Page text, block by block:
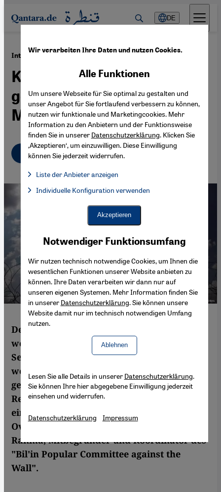
Direkt zum Inhalt springen
DE
Interview mit Abdallah Abu Rahma ·17.11.2014
Kreativer Widerstand
gegen Stacheldraht und
Mauern
Deutsch English عربي
Der Begriff "Palästinensischer Widerstand"
weckt Assoziationen mit
Selbstmordanschlägen und Steine
werfenden Jugendlichen. Dabei ist der
gewaltlose Widerstand in Palästina längst
Realität. Das Dorf Bil’in hat dabei immer
eine Vorreiterrolle gespielt. Laura
Overmeyer sprach mit Abdallah Abu
Rahma, Mitbegründer und Koordinator des
"Bil'in Popular Committee against the
Wall".
Wir verarbeiten Ihre Daten und nutzen Cookies.
Notwendiger Funktionsumfang
Wir nutzen technisch notwendige Cookies, um Ihnen die
wesentlichen Funktionen unserer Website anbieten zu
können. Ihre Daten verarbeiten wir dann nur auf
unseren eigenen Systemen. Mehr Information finden Sie
in unserer Datenschutzerklärung. Sie können unsere
Website damit nur im technisch notwendigen Umfang
nutzen.
Ablehnen
Alle Funktionen
Um unsere Webseite für Sie optimal zu gestalten und
unser Angebot für Sie fortlaufend verbessern zu können,
nutzen wir funktionale und Marketingcookies. Mehr
Information zu den Anbietern und der Funktionsweise
finden Sie in unserer Datenschutzerklärung. Klicken Sie
‚Akzeptieren‘, um einzuwilligen. Diese Einwilligung
können Sie jederzeit widerrufen.
Liste der Anbieter anzeigen
Facebook Embed / Facebook Connect, Google Maps Embed,
Facebook Embed / Facebook Connect
Google Maps Embed
Individuelle Konfiguration verwenden
Akzeptieren
Lesen Sie alle Details in unserer Datenschutzerklärung.
Sie können Ihre hier abgegebene Einwilligung jederzeit
einsehen und widerrufen.
Datenschutzerklärung Impressum